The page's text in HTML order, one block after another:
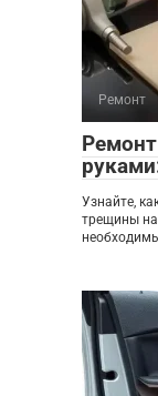
Ремонт
Узнайте,
трещины на